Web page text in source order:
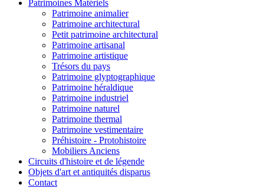
Patrimoines Matériels
Patrimoine animalier
Patrimoine architectural
Petit patrimoine architectural
Patrimoine artisanal
Patrimoine artistique
Trésors du pays
Patrimoine glyptographique
Patrimoine héraldique
Patrimoine industriel
Patrimoine naturel
Patrimoine thermal
Patrimoine vestimentaire
Préhistoire - Protohistoire
Mobiliers Anciens
Circuits d'histoire et de légende
Objets d'art et antiquités disparus
Contact